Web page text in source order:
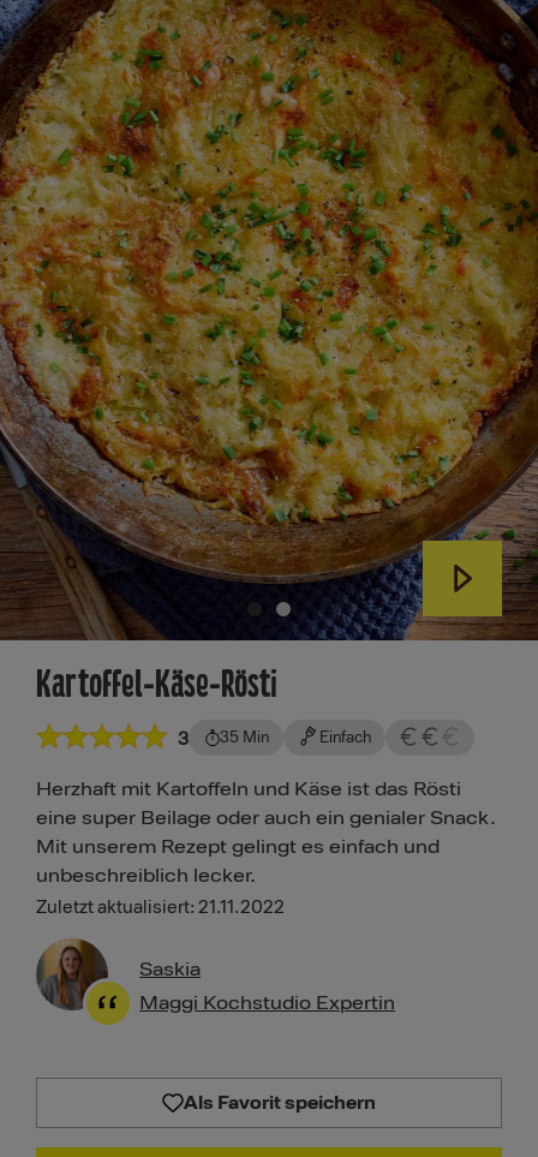
Kartoffel-Käse-Rösti
3 35 Min Einfach
Herzhaft mit Kartoffeln und Käse ist das Rösti
eine super Beilage oder auch ein genialer Snack.
Mit unserem Rezept gelingt es einfach und
unbeschreiblich lecker.
Zuletzt aktualisiert: 21.11.2022
Saskia
Maggi Kochstudio Expertin
Als Favorit speichern